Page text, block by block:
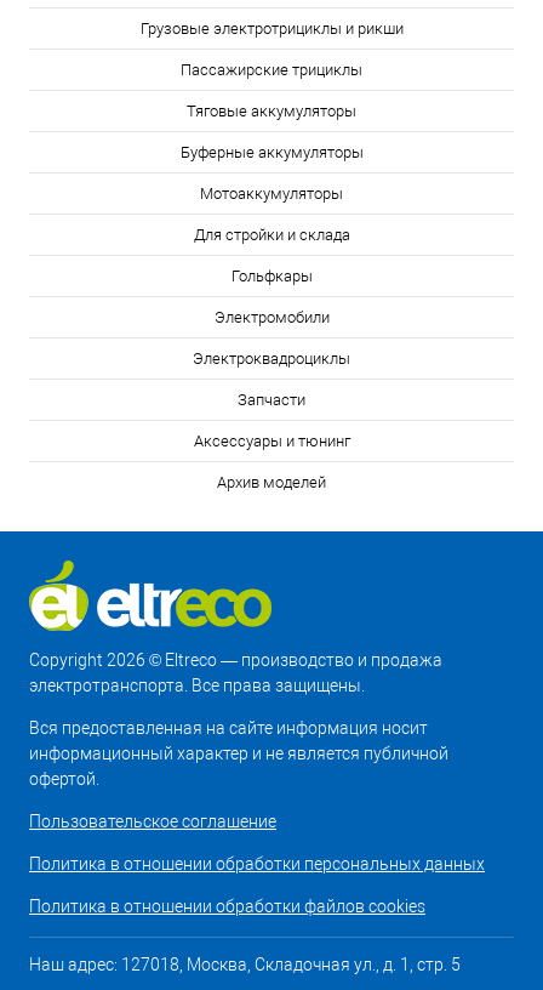
Грузовые электротрициклы и рикши
Пассажирские трициклы
Тяговые аккумуляторы
Буферные аккумуляторы
Мотоаккумуляторы
Для стройки и склада
Гольфкары
Электромобили
Электроквадроциклы
Запчасти
Аксессуары и тюнинг
Архив моделей
Copyright 2026 © Eltreco — производство и продажа
электротранспорта. Все права защищены.
Вся предоставленная на сайте информация носит
информационный характер и не является публичной
офертой.
Пользовательское соглашение
Политика в отношении обработки персональных данных
Политика в отношении обработки файлов cookies
Наш адрес: 127018, Москва, Складочная ул., д. 1, стр. 5